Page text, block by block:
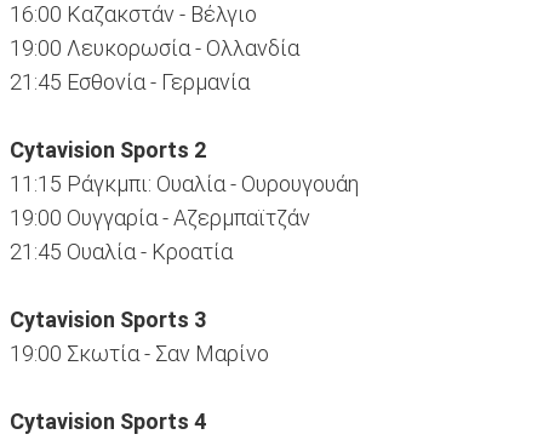
16:00 Καζακστάν - Βέλγιο
19:00 Λευκορωσία - Ολλανδία
21:45 Εσθονία - Γερμανία
Cytavision Sports 2
11:15 Ράγκμπι: Ουαλία - Ουρουγουάη
19:00 Ουγγαρία - Αζερμπαϊτζάν
21:45 Ουαλία - Κροατία
Cytavision Sports 3
19:00 Σκωτία - Σαν Μαρίνο
Cytavision Sports 4